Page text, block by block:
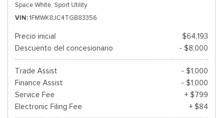
Space White, Sport Utility
VIN 1FMWK8JC4TGB83356
Precio inicial
$64,193
Descuento del concesionario
- $8,000
Trade Assist
- $1,000
Finance Assist
- $1,000
Service Fee
+ $799
Electronic Filing Fee
+ $84